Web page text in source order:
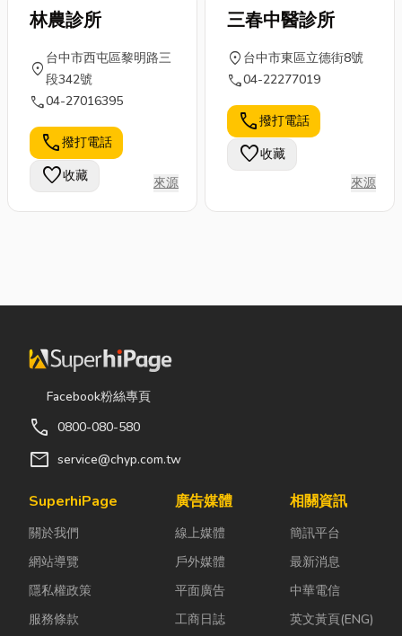
林農診所
location_on
台中市西屯區黎明路三
段342號
call04-27016395
call撥打電話
favorite收藏 來源
三春中醫診所
location_on 台中市東區立德街8號
call04-22277019
call撥打電話
favorite收藏
來源
Facebook粉絲專頁
call 0800-080-580
mail service@chyp.com.tw
SuperhiPage
關於我們
網站導覽
隱私權政策
服務條款
廣告媒體
線上媒體
戶外媒體
平面廣告
工商日誌
相關資訊
簡訊平台
最新消息
中華電信
英文黃頁(ENG)